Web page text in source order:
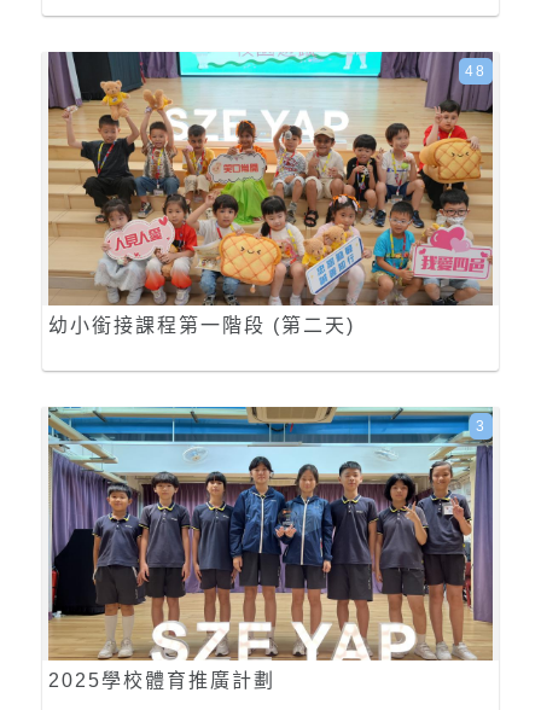
幼小銜接課程第一階段 (第二天)
48
2025學校體育推廣計劃
3